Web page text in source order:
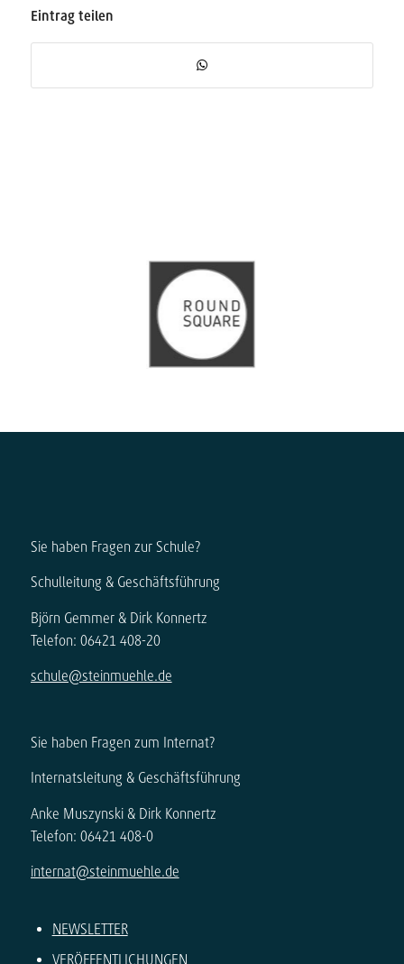
Eintrag teilen
Sie haben Fragen zur Schule?
Schulleitung & Geschäftsführung
Björn Gemmer & Dirk Konnertz
Telefon: 06421 408-20
schule@steinmuehle.de
Sie haben Fragen zum Internat?
Internatsleitung & Geschäftsführung
Anke Muszynski & Dirk Konnertz
Telefon: 06421 408-0
internat@steinmuehle.de
NEWSLETTER
VERÖFFENTLICHUNGEN